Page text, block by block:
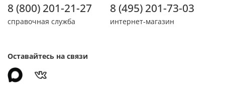
8 (800) 201-21-27
справочная служба
8 (495) 201-73-03
интернет-магазин
Оставайтесь на связи